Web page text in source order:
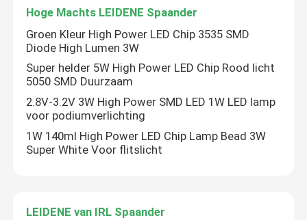
Over ons
Fabrieksreis
Kwaliteitscontrole
Contacteer ons
Hoge Machts LEIDENE Spaander
Groen Kleur High Power LED Chip 3535 SMD
Diode High Lumen 3W
Super helder 5W High Power LED Chip Rood licht
5050 SMD Duurzaam
2.8V-3.2V 3W High Power SMD LED 1W LED lamp
voor podiumverlichting
1W 140ml High Power LED Chip Lamp Bead 3W
Super White Voor flitslicht
LEIDENE van IRL Spaander